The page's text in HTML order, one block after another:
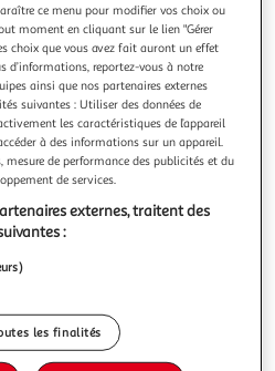
TOME 2 :
Ross Rebecca
par l'amour. Deux semaines se
Winnow est rentrée du front, le
loin d'être terminée. Roman
toujours dans l'ignorance.
rapprocher des combats, elle
le prix de ce produit ?
le prix
ce menu pour modifier vos choix ou
moment en cliquant sur le lien "Gérer
choix que vous avez fait auront un effet
d’informations, reportez-vous à notre
ainsi que nos partenaires externes
suivantes : Utiliser des données de
les caractéristiques de l’appareil
à des informations sur un appareil.
mesure de performance des publicités et du
de services.
externes, traitent des
:
les finalités